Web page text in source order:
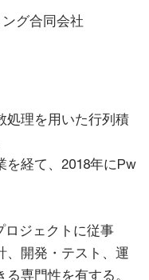
グ合同会社
処理を用いた行列積
を経て、2018年にPw
ロジェクトに従事
、開発・テスト、運
専門性を有する。